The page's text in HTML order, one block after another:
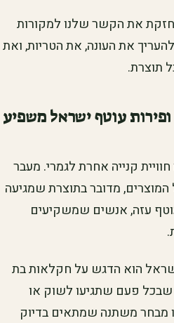
את הקשר שלנו למקורות
את העונה, את הטריות, ואת
תוצרת.
עוטף ישראל משפיע
קנייה אחרת לגמרי. מעבר
מדובר בתוצרת שמגיעה
עזה, אנשים שמשקיעים
הוא הדגש על חקלאות בת
שבכל פעם שתגיעו לשוק או
מבחר משתנה שמתאים בדיוק